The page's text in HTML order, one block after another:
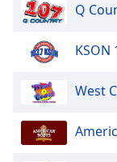
Q
KSON
West